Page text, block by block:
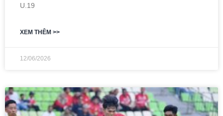
U.19
XEM THÊM >>
12/06/2026